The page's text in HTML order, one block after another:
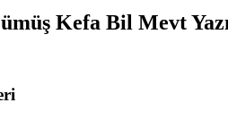
Kefa Bil Mevt